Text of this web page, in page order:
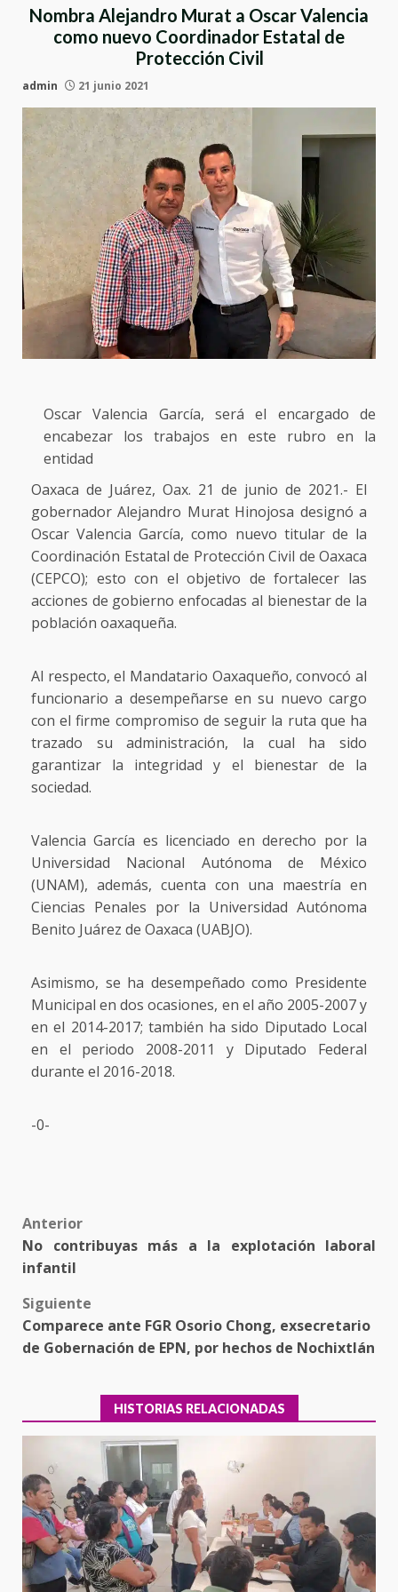
Nombra Alejandro Murat a Oscar Valencia
como nuevo Coordinador Estatal de
Protección Civil
admin 21 junio 2021
Oscar Valencia García, será el encargado de
encabezar los trabajos en este rubro en la
entidad
Oaxaca de Juárez, Oax. 21 de junio de 2021.- El
gobernador Alejandro Murat Hinojosa designó a
Oscar Valencia García, como nuevo titular de la
Coordinación Estatal de Protección Civil de Oaxaca
(CEPCO); esto con el objetivo de fortalecer las
acciones de gobierno enfocadas al bienestar de la
población oaxaqueña.
Al respecto, el Mandatario Oaxaqueño, convocó al
funcionario a desempeñarse en su nuevo cargo
con el firme compromiso de seguir la ruta que ha
trazado su administración, la cual ha sido
garantizar la integridad y el bienestar de la
sociedad.
Valencia García es licenciado en derecho por la
Universidad Nacional Autónoma de México
(UNAM), además, cuenta con una maestría en
Ciencias Penales por la Universidad Autónoma
Benito Juárez de Oaxaca (UABJO).
Asimismo, se ha desempeñado como Presidente
Municipal en dos ocasiones, en el año 2005-2007 y
en el 2014-2017; también ha sido Diputado Local
en el periodo 2008-2011 y Diputado Federal
durante el 2016-2018.
-0-
Post
navigation
Anterior
No contribuyas más a la explotación laboral
infantil
Siguiente
Comparece ante FGR Osorio Chong, exsecretario
de Gobernación de EPN, por hechos de Nochixtlán
HISTORIAS RELACIONADAS